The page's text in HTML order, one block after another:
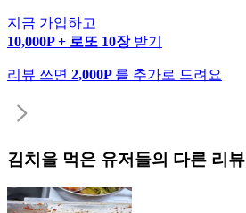
지금 가입하고
10,000P + 로또 10장 받기
리뷰 쓰면 2,000P 를 추가로 드려요
김치 을 먹은 유저들의 다른 리뷰